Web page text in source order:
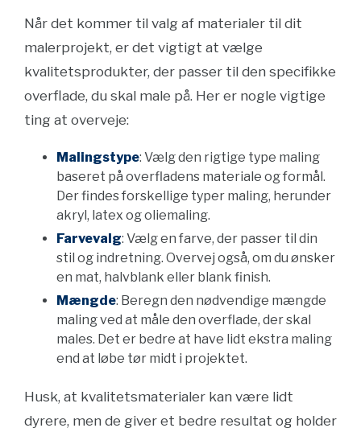
Når det kommer til valg af materialer til dit
malerprojekt, er det vigtigt at vælge
kvalitetsprodukter, der passer til den specifikke
overflade, du skal male på. Her er nogle vigtige
ting at overveje:
Malingstype: Vælg den rigtige type maling
baseret på overfladens materiale og formål.
Der findes forskellige typer maling, herunder
akryl, latex og oliemaling.
Farvevalg: Vælg en farve, der passer til din
stil og indretning. Overvej også, om du ønsker
en mat, halvblank eller blank finish.
Mængde: Beregn den nødvendige mængde
maling ved at måle den overflade, der skal
males. Det er bedre at have lidt ekstra maling
end at løbe tør midt i projektet.
Husk, at kvalitetsmaterialer kan være lidt
dyrere, men de giver et bedre resultat og holder